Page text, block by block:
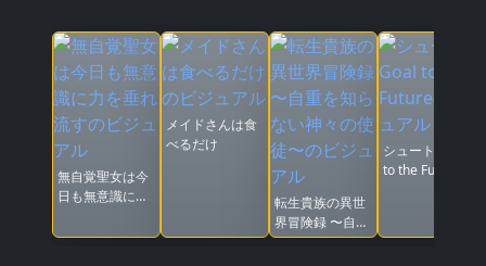
無自覚聖女は今
日も無意識に力
メイドさんは食
べるだけ
転生貴族の異世
界冒険録 〜自重
を知らない神々
シュート！Goal
to the Future